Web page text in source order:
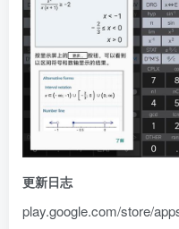
更新日志
play.google.com/store/